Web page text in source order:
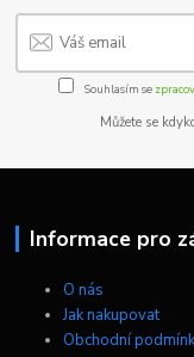
Souhlasím se
Můžete se
Informace pro
O nás
Jak nakupovat
Obchodní